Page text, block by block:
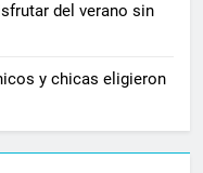
del verano sin
y chicas eligieron